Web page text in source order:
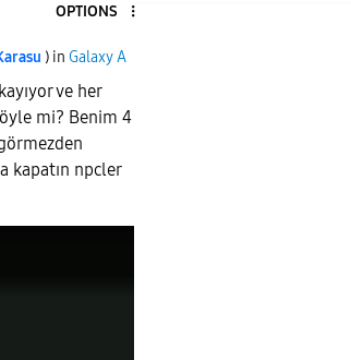
OPTIONS
) in Galaxy A
ve her
mi? Benim 4
kapatın npcler